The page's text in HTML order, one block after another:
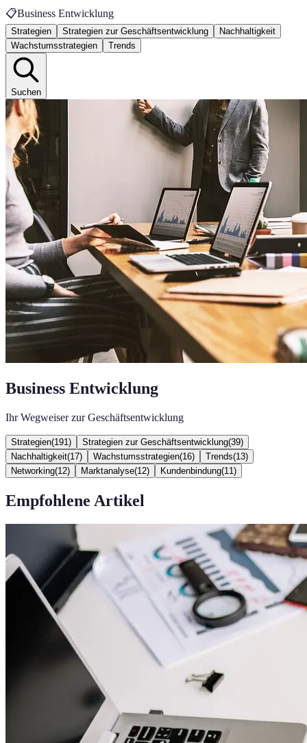
📋Business Entwicklung
Strategien Strategien zur Geschäftsentwicklung
Nachhaltigkeit
Wachstumsstrategien
Trends
Suchen
Business Entwicklung
Ihr Wegweiser zur Geschäftsentwicklung
Strategien(191 ) Strategien zur Geschäftsentwicklung(39)
Nachhaltigkeit(17) Wachstumsstrategien(16) Trends(13)
Networking(12) Marktanalyse(12) Kundenbindung(11 )
Empfohlene Artikel